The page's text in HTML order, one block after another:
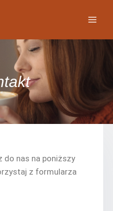
do nas na poniższy
z formularza